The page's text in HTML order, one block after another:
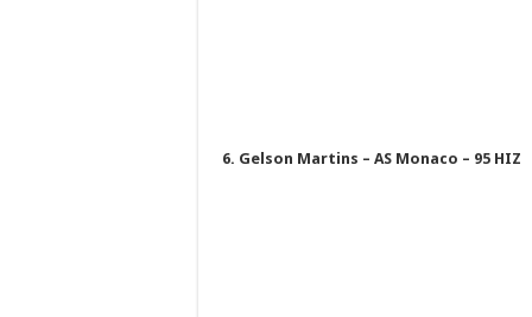
6. Gelson Martins – AS Monaco – 95 HIZ